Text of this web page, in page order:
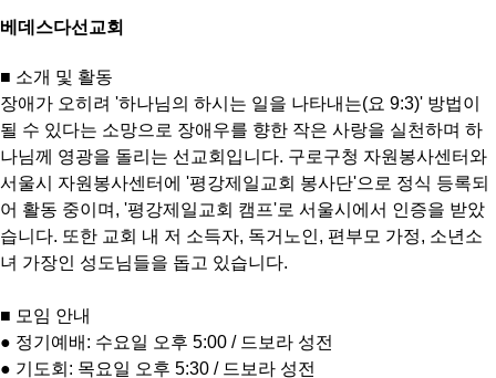
베데스다선교회
■ 소개 및 활동
장애가 오히려 '하나님의 하시는 일을 나타내는(요 9:3)' 방법이
될 수 있다는 소망으로 장애우를 향한 작은 사랑을 실천하며 하
나님께 영광을 돌리는 선교회입니다. 구로구청 자원봉사센터와
서울시 자원봉사센터에 '평강제일교회 봉사단'으로 정식 등록되
어 활동 중이며, '평강제일교회 캠프'로 서울시에서 인증을 받았
습니다. 또한 교회 내 저 소득자, 독거노인, 편부모 가정, 소년소
녀 가장인 성도님들을 돕고 있습니다.
■ 모임 안내
● 정기예배: 수요일 오후 5:00 / 드보라 성전
● 기도회: 목요일 오후 5:30 / 드보라 성전